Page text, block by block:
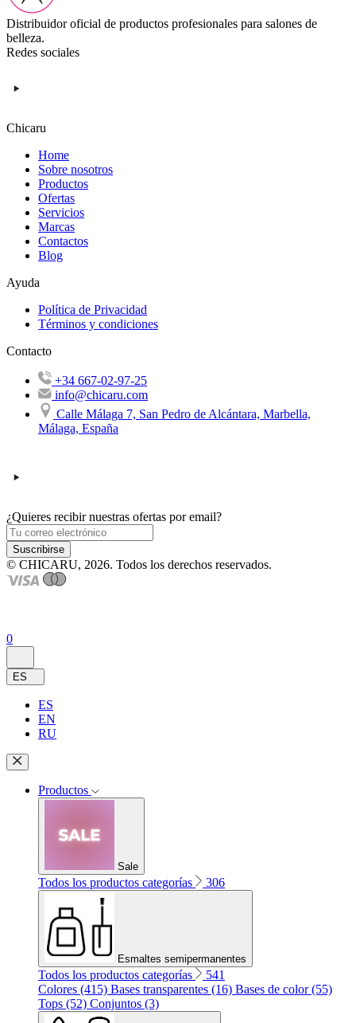
Distribuidor oficial de productos profesionales para salones de
belleza.
Redes sociales
Chicaru
Home
Sobre nosotros
Productos
Ofertas
Servicios
Marcas
Contactos
Blog
Ayuda
Política de Privacidad
Términos y condiciones
Contacto
+34 667-02-97-25
info@chicaru.com
Calle Málaga 7, San Pedro de Alcántara, Marbella,
Málaga, España
¿Quieres recibir nuestras ofertas por email?
Suscribirse
© CHICARU, 2026. Todos los derechos reservados.
0
ES
ES
EN
RU
Productos
Sale
Todos los productos categorías 306
Esmaltes semipermanentes
Todos los productos categorías
541
Colores (415) Bases transparentes (16) Bases de color (55)
Tops (52) Conjuntos (3)